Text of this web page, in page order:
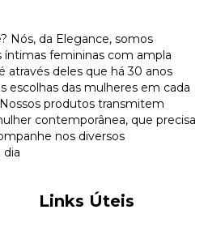
Nós, da Elegance, somos
íntimas femininas com ampla
através deles que há 30 anos
escolhas das mulheres em cada
produtos transmitem
contemporânea, que precisa
nos diversos
Links Úteis